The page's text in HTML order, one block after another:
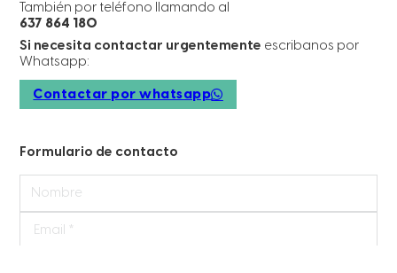
También por teléfono llamando al
637 864 180
Si necesita contactar urgentemente escribanos por
Whatsapp:
Contactar por whatsapp
Formulario de contacto